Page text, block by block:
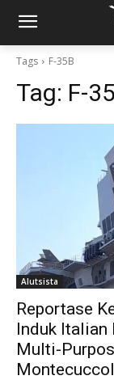
Tags F-35B
Tag: F-
Alutsista
Reportase
Induk Italian
Multi-